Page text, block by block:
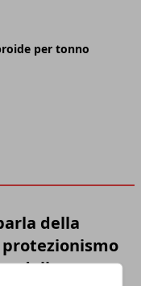
per tonno
della
della